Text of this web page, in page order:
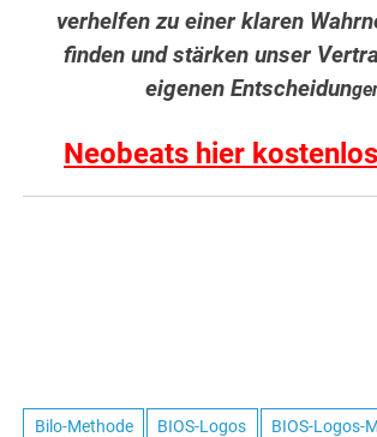
verhelfen zu einer klaren
finden und stärken unser
eigenen Entscheidun
Neobeats hier
Bilo-Methode BIOS-Logos BIOS-Logos-